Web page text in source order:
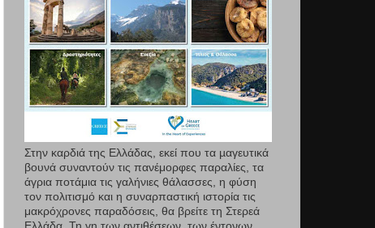
Στην καρδιά της Ελλάδας, εκεί που τα µαγευτικά
βουνά συναντούν τις πανέμορφες παραλίες, τα
άγρια ποτάμια τις γαλήνιες θάλασσες, η φύση
τον πολιτισμό και η συναρπαστική ιστορία τις
μακρόχρονες παραδόσεις, θα βρείτε τη Στερεά